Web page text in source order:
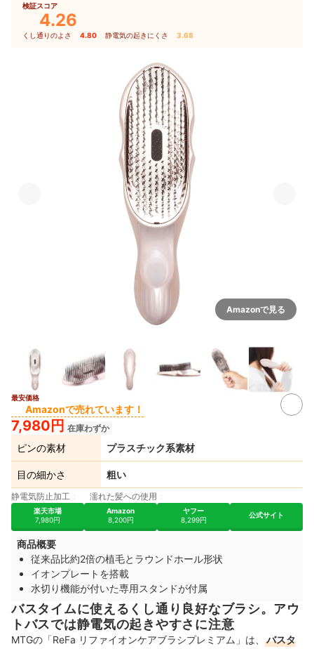
検証スコア
4.26
くし通りのよさ 4.80 静電気の起きにくさ 3.68
Amazonで見る
最安価格
Amazonで売れています！
7,980円 在庫わずか
ピンの素材 プラスチック系素材
目の細かさ 粗い
静電気防止加工 濡れた髪への使用
楽天市場
7,980円
Amazon
8,200円
ヤフー
8,299円
公式サイト
商品概要
従来品比約2倍の植毛とラウンドホール形状
イオンプレートを搭載
水切り機能が付いた専用スタンドが付属
バスタイムに使えるくし通り良好なブラシ。アウ
トバスでは静電気の起きやすさに注意
MTGの「ReFa リファイオンケアブラシプレミアム」は、
バスタ